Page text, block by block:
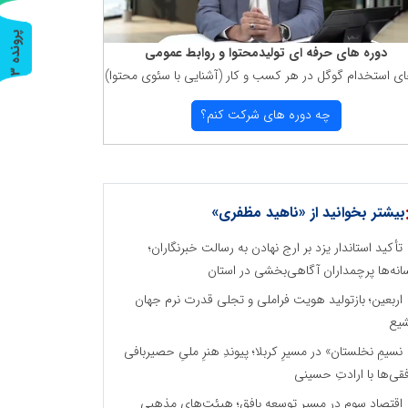
دوره های حرفه ای تولیدمحتوا و روابط عمومی
استخدام گوگل در هر كسب و كار (آشنایی با سئوی محتوا)
چه دوره های شركت كنم؟
بیشتر بخوانید از «ناهید مظفری»
تأکید استاندار یزد بر ارج نهادن به رسالت خبرنگاران؛
پرچمداران آگاهی‌بخشی در استان
اربعین؛ بازتولید هویت فراملی و تجلی قدرت نرم جهان
نسیمِ نخلستان» در مسیرِ کربلا؛ پیوندِ هنرِ ملیِ حصیربافی
با ارادتِ حسینی
اقتصاد سوم در مسیر توسعه بافق؛ هیئت‌های مذهبی
پ
ر
و
ن
د
ه
3